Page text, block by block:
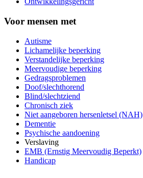
Voor mensen met
Autisme
Lichamelijke beperking
Verstandelijke beperking
Meervoudige beperking
Gedragsproblemen
Doof/slechthorend
Blind/slechtziend
Chronisch ziek
Niet aangeboren hersenletsel (NAH)
Dementie
Psychische aandoening
Verslaving
EMB (Ernstig Meervoudig Beperkt)
Handicap